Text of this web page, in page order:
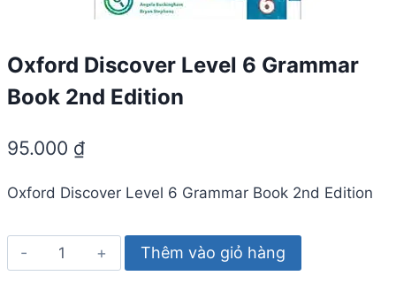
Oxford Discover Level 6 Grammar
Book 2nd Edition
95.000 ₫
Oxford Discover Level 6 Grammar Book 2nd Edition
Oxford
Discover
Thêm vào giỏ hàng